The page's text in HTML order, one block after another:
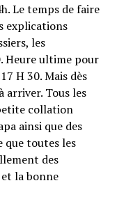
Le temps de faire
explications
les
Heure ultime pour
H 30. Mais dès
arriver. Tous les
collation
ainsi que des
que toutes les
des
la bonne